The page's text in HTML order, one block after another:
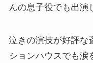
んの息子役でも出演
泣きの演技が好評な
ションハウスでも涙